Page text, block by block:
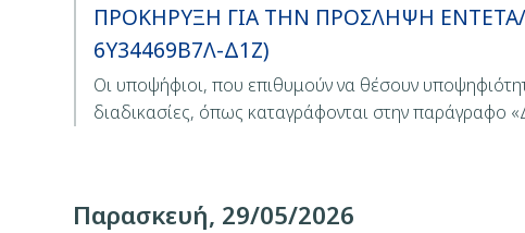
ΠΡΟΚΗΡΥΞΗ ΓΙΑ ΤΗΝ ΠΡΟΣΛΗΨΗ
6Υ34469Β7Λ-Δ1Ζ)
Οι υποψήφιοι, που επιθυμούν να θέσουν
διαδικασίες, όπως καταγράφονται στην παράγραφο
Παρασκευή, 29/05/2026